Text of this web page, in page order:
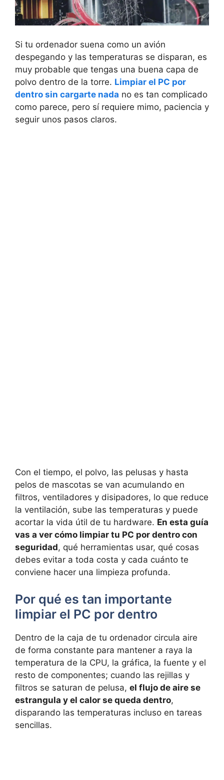
Si tu ordenador suena como un avión
despegando y las temperaturas se disparan, es
muy probable que tengas una buena capa de
polvo dentro de la torre. Limpiar el PC por
dentro sin cargarte nada no es tan complicado
como parece, pero sí requiere mimo, paciencia y
seguir unos pasos claros.
Con el tiempo, el polvo, las pelusas y hasta
pelos de mascotas se van acumulando en
filtros, ventiladores y disipadores, lo que reduce
la ventilación, sube las temperaturas y puede
acortar la vida útil de tu hardware. En esta guía
vas a ver cómo limpiar tu PC por dentro con
seguridad, qué herramientas usar, qué cosas
debes evitar a toda costa y cada cuánto te
conviene hacer una limpieza profunda.
Por qué es tan importante
limpiar el PC por dentro
Dentro de la caja de tu ordenador circula aire
de forma constante para mantener a raya la
temperatura de la CPU, la gráfica, la fuente y el
resto de componentes; cuando las rejillas y
filtros se saturan de pelusa, el flujo de aire se
estrangula y el calor se queda dentro,
disparando las temperaturas incluso en tareas
sencillas.